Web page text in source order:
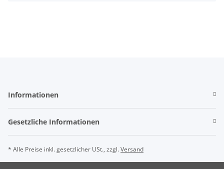
Informationen
Gesetzliche Informationen
* Alle Preise inkl. gesetzlicher USt., zzgl.Versand